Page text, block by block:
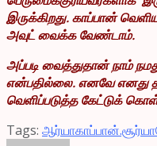
இருக்கிறது. காப்பான்
அவுட் வைக்க வேண்டாம்.
அப்படி வைத்துதான் நாம்
என்பதில்லை. எனவே எனது
வெளிப்படுத்த கேட்டுக்
Tags: ஆர்யாகாப்பான்.சூர்யா